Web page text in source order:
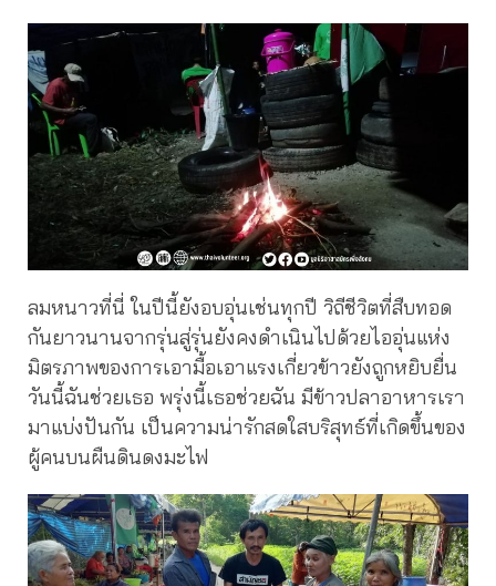
ลมหนาวที่นี่ ในปีนี้ยังอบอุ่นเช่นทุกปี วิถีชีวิตที่สืบทอด
กันยาวนานจากรุ่นสู่รุ่นยังคงดำเนินไปด้วยไออุ่นแห่ง
มิตรภาพของการเอามื้อเอาแรงเกี่ยวข้าวยังถูกหยิบยื่น
วันนี้ฉันช่วยเธอ พรุ่งนี้เธอช่วยฉัน มีข้าวปลาอาหารเรา
มาแบ่งปันกัน เป็นความน่ารักสดใสบริสุทธ์ที่เกิดขึ้นของ
ผู้คนบนผืนดินดงมะไฟ